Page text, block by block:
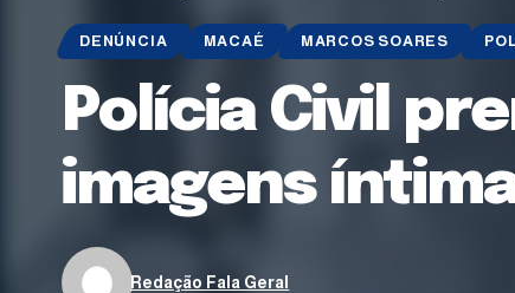
DENÚNCIA MACAÉ MARCOS SOARES
Polícia Civil
imagens
Redação Fala Geral